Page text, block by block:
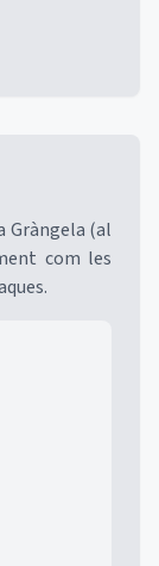
Gràngela (al
com les